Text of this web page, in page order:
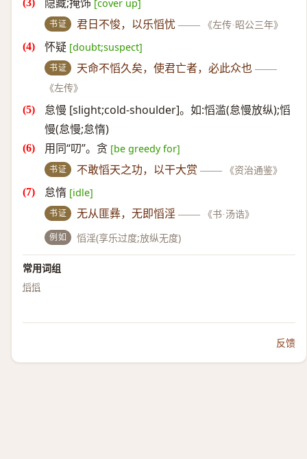
[cover up]
书证 君日不悛，以乐慆忧 —— 《左传·昭公三年》
怀疑 [doubt;suspect]
书证 天命不慆久矣，使君亡者，必此众也 ——
《左传》
怠慢 [slight;cold-shoulder]。如:慆滥(怠慢放纵);慆
慢(怠慢;怠惰)
用同“叨”。贪 [be greedy for]
书证 不敢慆天之功，以干大赏 —— 《资治通鉴》
怠惰 [idle]
书证 无从匪彝，无即慆淫 —— 《书·汤诰》
例如 慆淫(享乐过度;放纵无度)
常用词组
慆慆
反馈